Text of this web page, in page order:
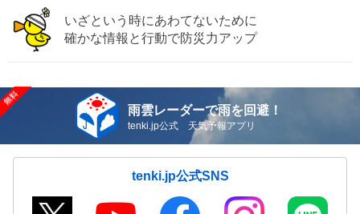
いざという時にあわてないために
確かな情報と行動で防災力アップ
雨雲レーダーで雨を回避！
tenki.jp公式 天気予報アプリ
tenki.jp公式SNS